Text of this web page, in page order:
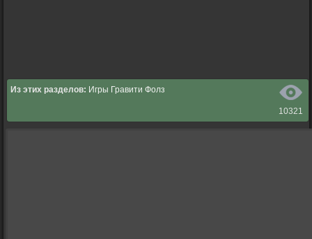
10321
Из этих разделов: Игры Гравити Фолз